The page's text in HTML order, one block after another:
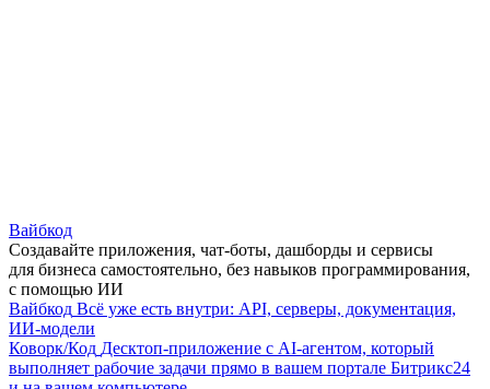
Вайбкод
Создавайте приложения, чат-боты, дашборды и сервисы
для бизнеса самостоятельно, без навыков программирования,
с помощью ИИ
Вайбкод Всё уже есть внутри: API, серверы, документация,
ИИ-модели
Коворк/Код Десктоп-приложение с AI-агентом, который
выполняет рабочие задачи прямо в вашем портале Битрикс24